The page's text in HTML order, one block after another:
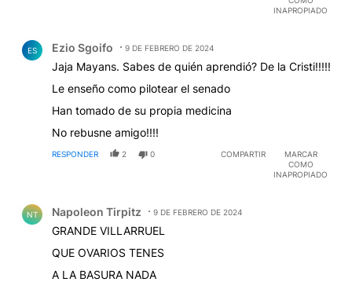
INAPROPIADO
ES Ezio Sgoifo 9 DE FEBRERO DE 2024
Jaja Mayans. Sabes de quién aprendió? De la Cristi!!!!!
Le enseño como pilotear el senado
Han tomado de su propia medicina
No rebusne amigo!!!!
RESPONDER 2 0 COMPARTIR
MARCAR
COMO
INAPROPIADO
NT Napoleon Tirpitz 9 DE FEBRERO DE 2024
GRANDE VILLARRUEL
QUE OVARIOS TENES
A LA BASURA NADA